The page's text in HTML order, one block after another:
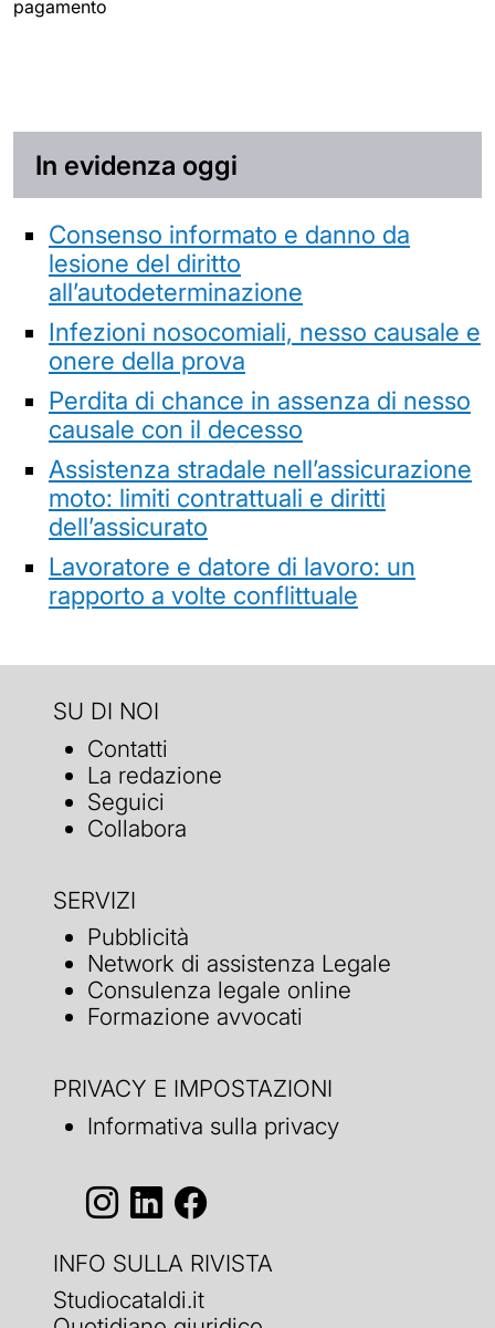
pagamento
In evidenza oggi
Consenso informato e danno da
lesione del diritto
all’autodeterminazione
Infezioni nosocomiali, nesso causale e
onere della prova
Perdita di chance in assenza di nesso
causale con il decesso
Assistenza stradale nell’assicurazione
moto: limiti contrattuali e diritti
dell’assicurato
Lavoratore e datore di lavoro: un
rapporto a volte conflittuale
SU DI NOI
Contatti
La redazione
Seguici
Collabora
SERVIZI
Pubblicità
Network di assistenza Legale
Consulenza legale online
Formazione avvocati
PRIVACY E IMPOSTAZIONI
Informativa sulla privacy
INFO SULLA RIVISTA
Studiocataldi.it